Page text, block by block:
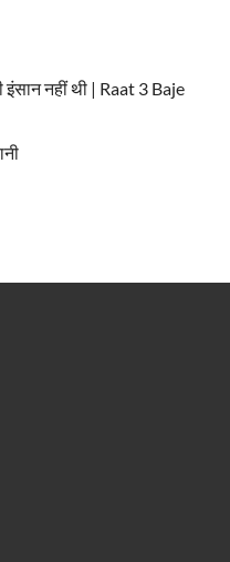
नहीं थी | Raat 3 Baje